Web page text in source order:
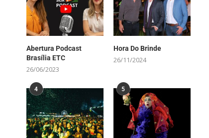
Abertura Podcast
Brasília ETC
26/06/2023
Hora Do Brinde
26/11/2024
4 5